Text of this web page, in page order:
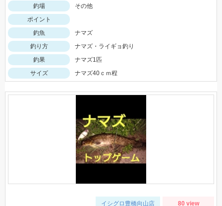
釣場
その他
ポイント
釣魚
ナマズ
釣り方
ナマズ・ライギョ釣り
釣果
ナマズ1匹
サイズ
ナマズ40ｃｍ程
イシグロ豊橋向山店 80 view